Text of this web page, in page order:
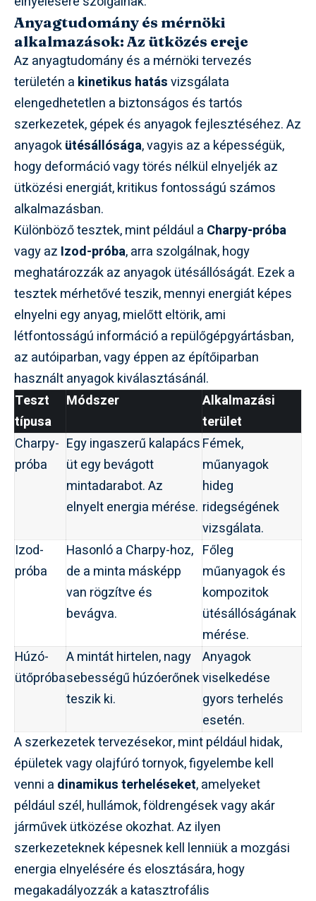
Anyagtudomány és mérnöki
alkalmazások: Az ütközés ereje
Az anyagtudomány és a mérnöki tervezés
területén a kinetikus hatásvizsgálata
elengedhetetlen a biztonságos és tartós
szerkezetek, gépek és anyagok fejlesztéséhez. Az
anyagokütésállósága, vagyis az a képességük,
hogy deformáció vagy törés nélkül elnyeljék az
ütközési energiát, kritikus fontosságú számos
alkalmazásban.
Különböző tesztek, mint például a Charpy-próba
vagy az Izod-próba, arra szolgálnak, hogy
meghatározzák az anyagok ütésállóságát. Ezek a
tesztek mérhetővé teszik, mennyi energiát képes
elnyelni egy anyag, mielőtt eltörik, ami
létfontosságú információ a repülőgépgyártásban,
az autóiparban, vagy éppen az építőiparban
használt anyagok kiválasztásánál.
Teszt
típusa
Módszer
Alkalmazási
terület
Charpy-
próba
Egy ingaszerű kalapács
üt egy bevágott
mintadarabot. Az
elnyelt energia mérése.
Fémek,
műanyagok
hideg
ridegségének
vizsgálata.
Izod-
próba
Hasonló a Charpy-hoz,
de a minta másképp
van rögzítve és
bevágva.
Főleg
műanyagok és
kompozitok
ütésállóságának
mérése.
Húzó-
ütőpróba
A mintát hirtelen, nagy
sebességű húzóerőnek
teszik ki.
Anyagok
viselkedése
gyors terhelés
esetén.
A szerkezetek tervezésekor, mint például hidak,
épületek vagy olajfúró tornyok, figyelembe kell
venni a dinamikus terheléseket, amelyeket
például szél, hullámok, földrengések vagy akár
járművek ütközése okozhat. Az ilyen
szerkezeteknek képesnek kell lenniük a mozgási
energia elnyelésére és elosztására, hogy
megakadályozzák a katasztrofális